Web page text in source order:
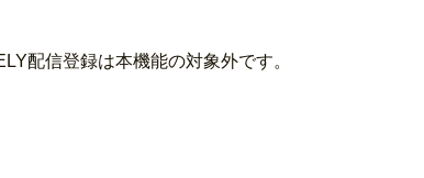
配信登録は本機能の対象外です。